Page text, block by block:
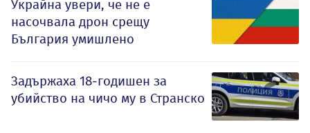
Украйна увери, че не е
насочвала дрон срещу
България умишлено
Задържаха 18-годишен за
убийство на чичо му в Странско